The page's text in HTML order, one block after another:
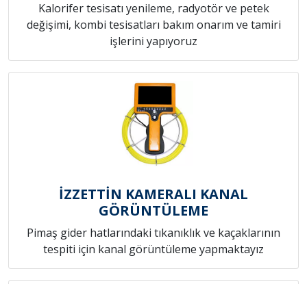
Kalorifer tesisatı yenileme, radyotör ve petek
değişimi, kombi tesisatları bakım onarım ve tamiri
işlerini yapıyoruz
İZZETTİN KAMERALI KANAL
GÖRÜNTÜLEME
Pimaş gider hatlarındaki tıkanıklık ve kaçaklarının
tespiti için kanal görüntüleme yapmaktayız